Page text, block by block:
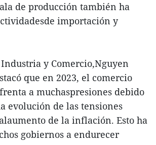
de producción también ha
importación y
y Comercio,Nguyen
que en 2023, el comercio
a muchaspresiones debido
evolución de las tensiones
de la inflación. Esto ha
gobiernos a endurecer